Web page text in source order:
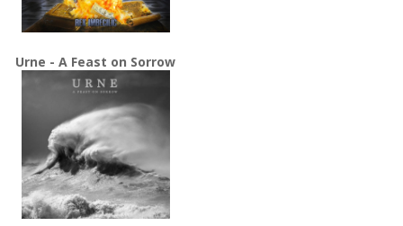
Urne - A Feast on Sorrow